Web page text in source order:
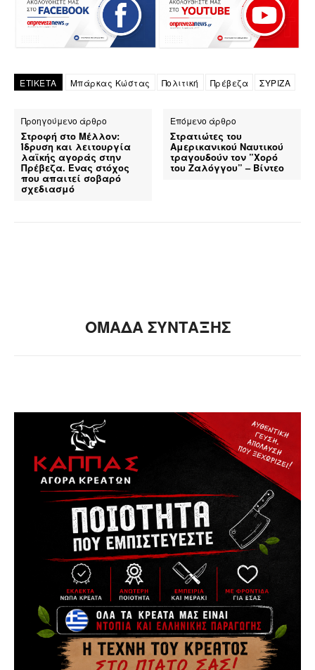
ΕΤΙΚΕΤΑ Μπάρκας Κώστας Πολιτική Πρέβεζα ΣΥΡΙΖΑ
Προηγούμενο άρθρο
Στροφή στο Μέλλον:
Ίδρυση και λειτουργία
λαϊκής αγοράς στην
Πρέβεζα. Ένας στόχος
που απαιτεί σοβαρό
σχεδιασμό
Επόμενο άρθρο
Στρατιώτες του
Αμερικανικού Ναυτικού
τραγουδούν τον ”Χορό
του Ζαλόγγου” – Βίντεο
ΟΜΑΔΑ ΣΥΝΤΑΞΗΣ